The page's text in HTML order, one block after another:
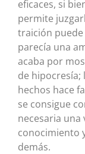
eficaces, si
permite
traición
parecía una
acaba por
de
hechos hace
se consigue
necesaria una
conocimiento
demás.